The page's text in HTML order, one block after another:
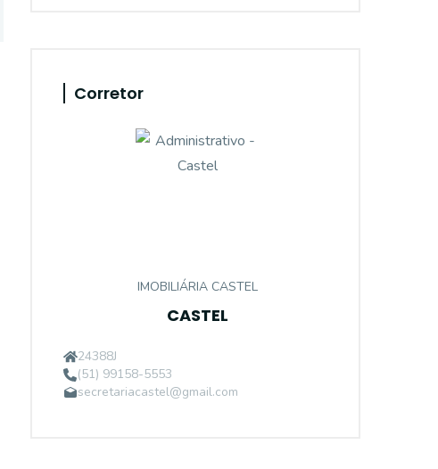
Corretor
IMOBILIÁRIA CASTEL
CASTEL
24388J
(51) 99158-5553
secretariacastel@gmail.com